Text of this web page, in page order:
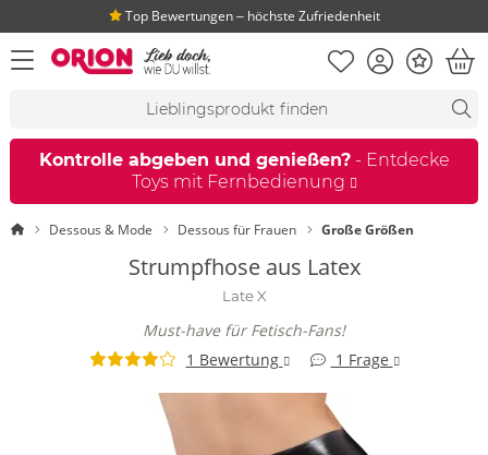
Top Bewertungen ‒ höchste Zufriedenheit
Menü öffnen Merkliste
KontoBonus
Kontrolle abgeben und genießen?- Entdecke
Toys mit Fernbedienung
StartseiteDessous & Mode Dessous für Frauen Große Größen
Strumpfhose aus Latex
Late X
Must-have für Fetisch-Fans!
1 Bewertung
1 Frage